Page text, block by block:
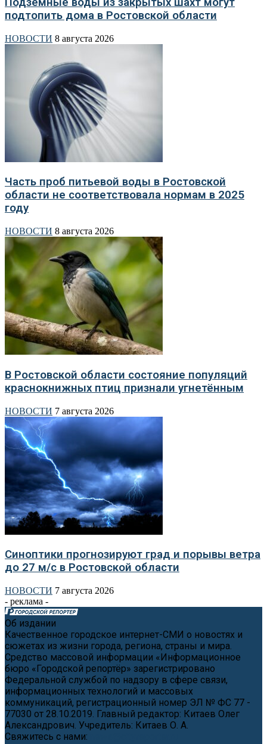
подтопить дома в Ростовской области
НОВОСТИ 8 августа 2026
Часть проб питьевой воды в Ростовской
области не соответствовала нормам в 2025
году
НОВОСТИ 8 августа 2026
В Ростовской области состояние популяций
краснокнижных птиц признали угнетённым
НОВОСТИ 7 августа 2026
Синоптики прогнозируют град и порывы ветра
до 27 м/с в Ростовской области
НОВОСТИ 7 августа 2026
- реклама -
Об издании
Качественное городское интернет-СМИ о новостях и
сюжетах из жизни города, региона, страны и мира.
Средство массовой информации «Информационное
бюро «Городской репортёр» зарегистрировано
Федеральной службой по надзору в сфере связи,
информационных технологий и массовых
коммуникаций, регистрационный номер ЭЛ № ФС 77 -
77030 от 28.10.2019. Главный редактор: Китаев Олег
Александрович. Учредитель: Китаев О. А.
Свяжитесь с нами: